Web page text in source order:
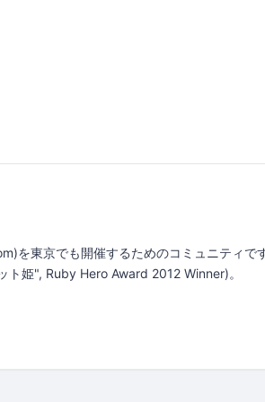
を東京でも開催するためのコミュニティで
ト姫", Ruby Hero Award 2012 Winner)。